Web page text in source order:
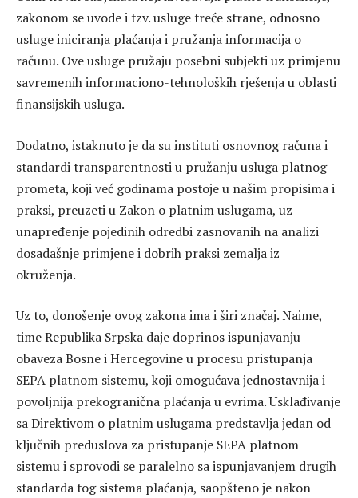
zakonom se uvode i tzv. usluge treće strane, odnosno
usluge iniciranja plaćanja i pružanja informacija o
računu. Ove usluge pružaju posebni subjekti uz primjenu
savremenih informaciono-tehnoloških rješenja u oblasti
finansijskih usluga.
Dodatno, istaknuto je da su instituti osnovnog računa i
standardi transparentnosti u pružanju usluga platnog
prometa, koji već godinama postoje u našim propisima i
praksi, preuzeti u Zakon o platnim uslugama, uz
unapređenje pojedinih odredbi zasnovanih na analizi
dosadašnje primjene i dobrih praksi zemalja iz
okruženja.
Uz to, donošenje ovog zakona ima i širi značaj. Naime,
time Republika Srpska daje doprinos ispunjavanju
obaveza Bosne i Hercegovine u procesu pristupanja
SEPA platnom sistemu, koji omogućava jednostavnija i
povoljnija prekogranična plaćanja u evrima. Usklađivanje
sa Direktivom o platnim uslugama predstavlja jedan od
ključnih preduslova za pristupanje SEPA platnom
sistemu i sprovodi se paralelno sa ispunjavanjem drugih
standarda tog sistema plaćanja, saopšteno je nakon